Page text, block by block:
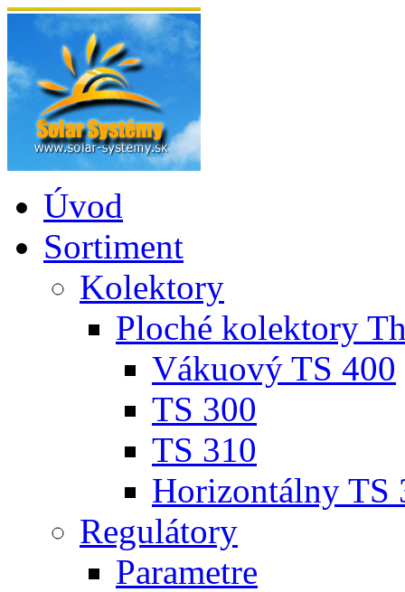
Úvod
Sortiment
Kolektory
Ploché kolektory
Vákuový TS 400
TS 300
TS 310
Horizontálny TS
Regulátory
Parametre